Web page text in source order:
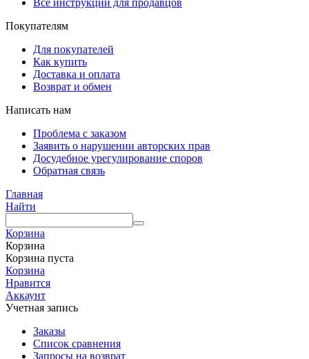
Все инструкции для продавцов
Покупателям
Для покупателей
Как купить
Доставка и оплата
Возврат и обмен
Написать нам
Проблема с заказом
Заявить о нарушении авторских прав
Досудебное урегулирование споров
Обратная связь
Главная
Найти
Корзина
Корзина
Корзина пуста
Корзина
Нравится
Аккаунт
Учетная запись
Заказы
Список сравнения
Запросы на возврат